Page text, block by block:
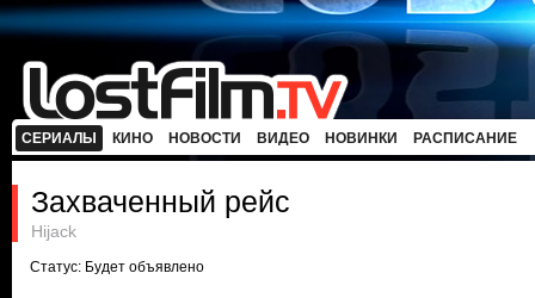
СЕРИАЛЫ КИНО НОВОСТИ ВИДЕО НОВИНКИ РАСПИСАНИЕ
Захваченный рейс
Hijack
Статус: Будет объявлено